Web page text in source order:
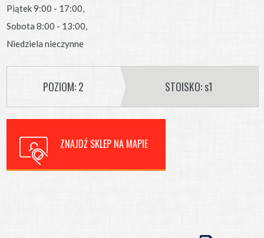
Piątek 9:00 - 17:00,
Sobota 8:00 - 13:00,
Niedziela nieczynne
POZIOM: 2 STOISKO: s1
ZNAJDŹ SKLEP NA MAPIE